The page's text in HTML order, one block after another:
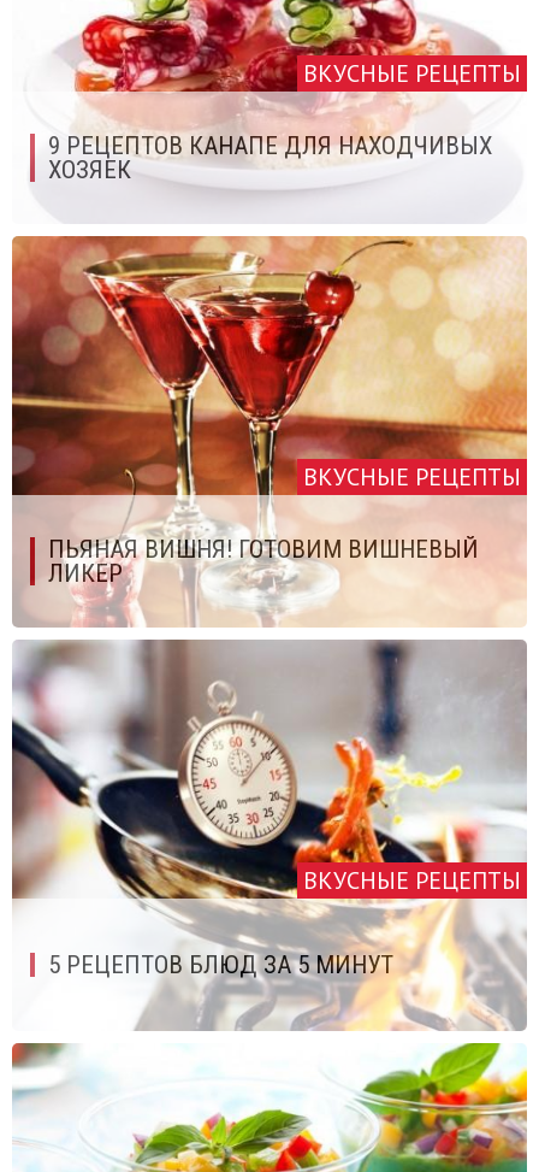
ВКУСНЫЕ РЕЦЕПТЫ
9 РЕЦЕПТОВ КАНАПЕ ДЛЯ НАХОДЧИВЫХ
ХОЗЯЕК
ВКУСНЫЕ РЕЦЕПТЫ
ПЬЯНАЯ ВИШНЯ! ГОТОВИМ ВИШНЕВЫЙ
ЛИКЕР
ВКУСНЫЕ РЕЦЕПТЫ
5 РЕЦЕПТОВ БЛЮД ЗА 5 МИНУТ